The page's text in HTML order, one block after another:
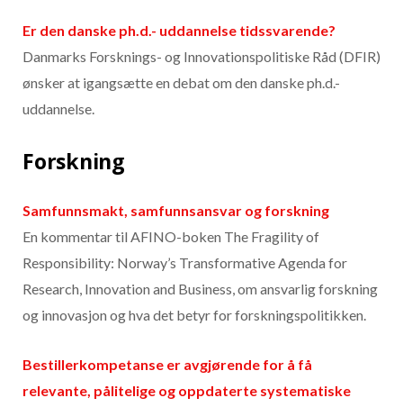
Er den danske ph.d.- uddannelse tidssvarende?
Danmarks Forsknings- og Innovationspolitiske Råd (DFIR)
ønsker at igangsætte en debat om den danske ph.d.-
uddannelse.
Forskning
Samfunnsmakt, samfunnsansvar og forskning
En kommentar til AFINO-boken The Fragility of
Responsibility: Norway’s Transformative Agenda for
Research, Innovation and Business, om ansvarlig forskning
og innovasjon og hva det betyr for forskningspolitikken.
Bestillerkompetanse er avgjørende for å få
relevante, pålitelige og oppdaterte systematiske